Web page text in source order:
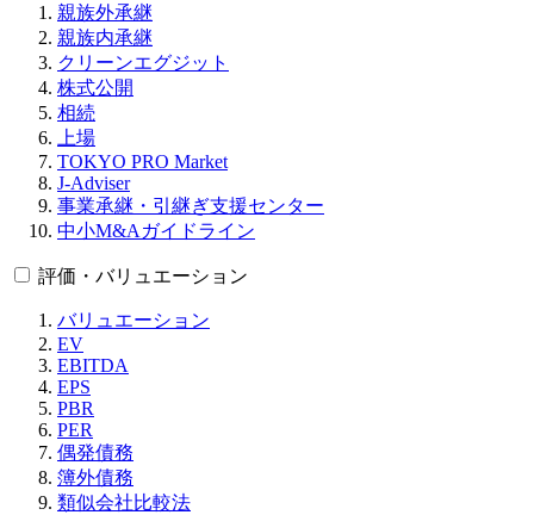
親族外承継
親族内承継
クリーンエグジット
株式公開
相続
上場
TOKYO PRO Market
J-Adviser
事業承継・引継ぎ支援センター
中小M&Aガイドライン
評価・バリュエーション
バリュエーション
EV
EBITDA
EPS
PBR
PER
偶発債務
簿外債務
類似会社比較法